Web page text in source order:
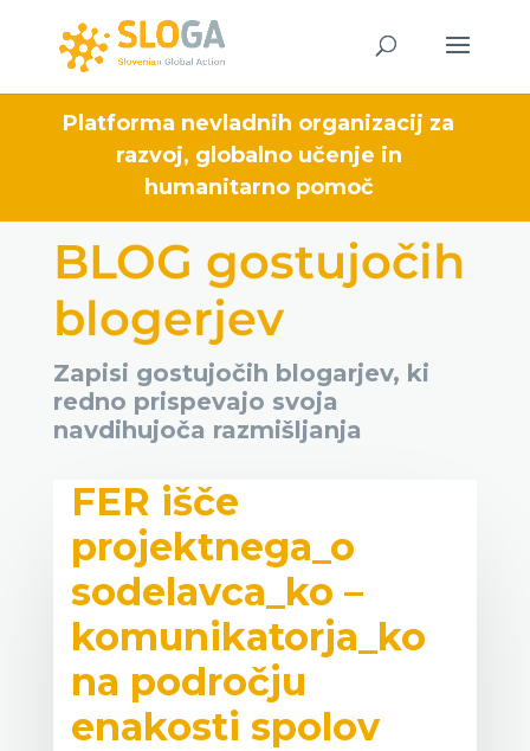
Platforma nevladnih organizacij za
razvoj, globalno učenje in
humanitarno pomoč
BLOG gostujočih
blogerjev
Zapisi gostujočih blogarjev, ki
redno prispevajo svoja
navdihujoča razmišljanja
FER išče
projektnega_o
sodelavca_ko –
komunikatorja_ko
na področju
enakosti spolov